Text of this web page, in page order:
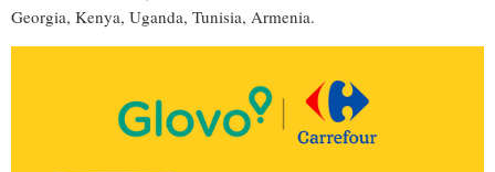
Georgia, Kenya, Uganda, Tunisia, Armenia.